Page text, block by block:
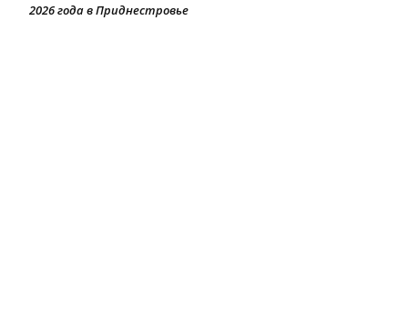
2026 года в Приднестровье